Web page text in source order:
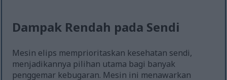
Dampak Rendah pada Sendi
Mesin elips memprioritaskan kesehatan sendi,
menjadikannya pilihan utama bagi banyak
penggemar kebugaran. Mesin ini menawarkan